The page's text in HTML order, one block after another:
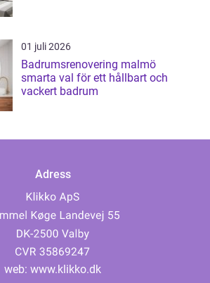
01 juli 2026
Badrumsrenovering malmö
smarta val för ett hållbart och
vackert badrum
Adress
web: www.klikko.dk